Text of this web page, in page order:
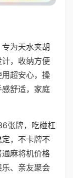
专为天水夹胡
，收纳方便
超安心，操
舒适，家庭
张牌，吃碰杠
，不卡牌不
麻将机价格
、亲友聚会